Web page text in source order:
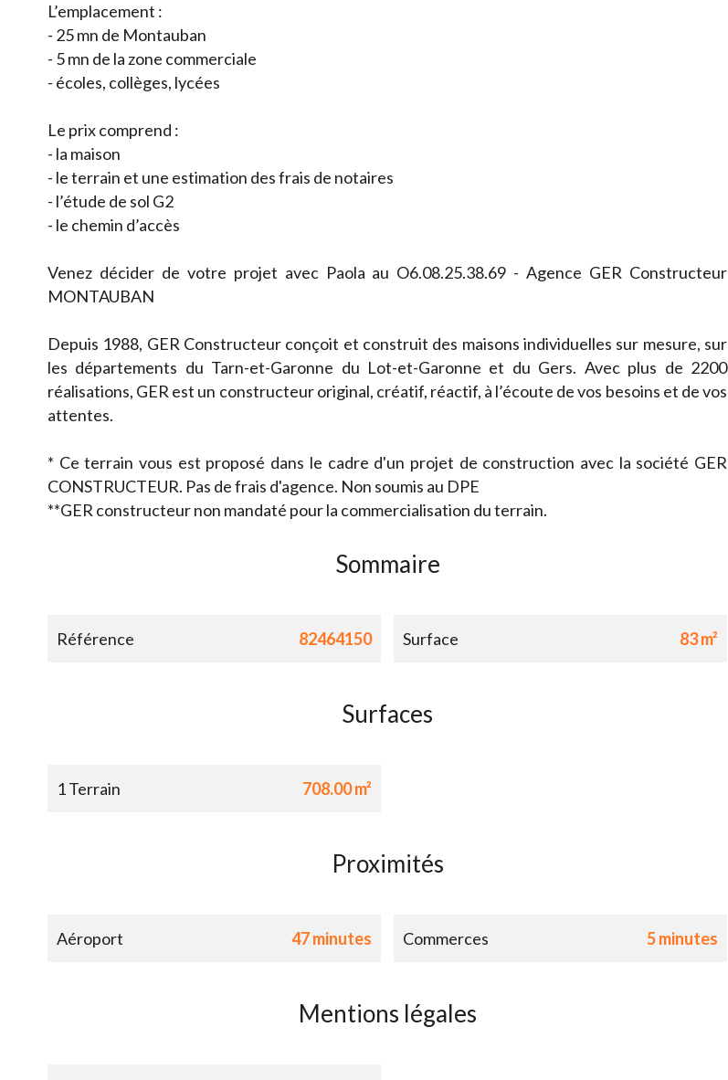
L’emplacement :
- 25 mn de Montauban
- 5 mn de la zone commerciale
- écoles, collèges, lycées
Le prix comprend :
- la maison
- le terrain et une estimation des frais de notaires
- l’étude de sol G2
- le chemin d’accès
Venez décider de votre projet avec Paola au O6.08.25.38.69 - Agence GER Constructeur
MONTAUBAN
Depuis 1988, GER Constructeur conçoit et construit des maisons individuelles sur mesure, sur
les départements du Tarn-et-Garonne du Lot-et-Garonne et du Gers. Avec plus de 2200
réalisations, GER est un constructeur original, créatif, réactif, à l’écoute de vos besoins et de vos
attentes.
* Ce terrain vous est proposé dans le cadre d'un projet de construction avec la société GER
CONSTRUCTEUR. Pas de frais d'agence. Non soumis au DPE
**GER constructeur non mandaté pour la commercialisation du terrain.
Sommaire
Référence 82464150 Surface 83 m²
Surfaces
1 Terrain 708.00 m²
Proximités
Aéroport 47 minutes Commerces 5 minutes
Mentions légales